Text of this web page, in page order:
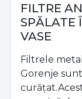
FILTRE
SPĂLATE
VASE
Filtrele
Gorenje